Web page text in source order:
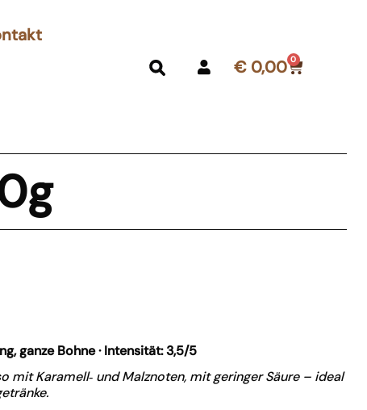
€0,00 0
ganze Bohne · Intensität: 3,5/5
mit Karamell‑ und Malznoten, mit geringer Säure – ideal